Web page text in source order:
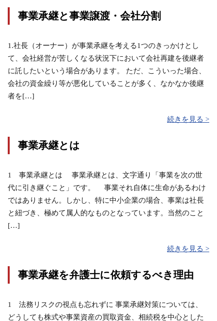
事業承継と事業譲渡・会社分割
1.社長（オーナー）が事業承継を考える1つのきっかけとし
て、会社経営が苦しくなる状況下において会社再建を後継者
に託したいという場合があります。 ただ、こういった場合、
会社の資金繰り等が悪化していることが多く、なかなか後継
者を[…]
続きを見る >
事業承継とは
1 事業承継とは 事業承継とは、文字通り「事業を次の世
代に引き継ぐこと」です。 事業それ自体に生命があるわけ
ではありません。しかし、特に中小企業の場合、事業は社長
と紐づき、極めて属人的なものとなっています。当然のこと
[…]
続きを見る >
事業承継を弁護士に依頼するべき理由
1 法務リスクの視点も忘れずに 事業承継対策については、
どうしても株式や事業資産の買取資金、相続税を中心とした